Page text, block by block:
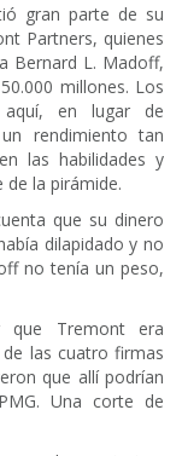
gran parte de su
Partners, quienes
Bernard L. Madoff,
millones. Los
aquí, en lugar de
rendimiento tan
las habilidades y
de la pirámide.
que su dinero
dilapidado y no
no tenía un peso,
que Tremont era
las cuatro firmas
que allí podrían
Una corte de